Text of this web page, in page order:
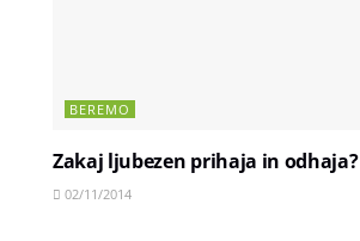
BEREMO
Zakaj ljubezen prihaja in odhaja?
02/11/2014